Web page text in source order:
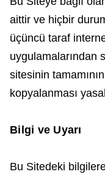
aittir ve hiçbir
üçüncü taraf
uygulamalarından
sitesinin
kopyalanması
Bilgi ve Uyarı
Bu Sitedeki